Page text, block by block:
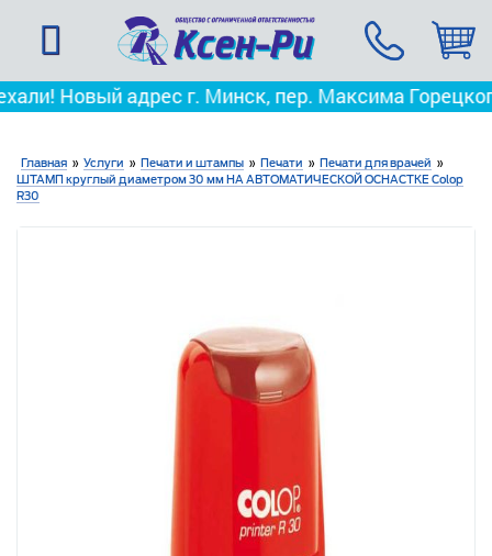
адрес г. Минск, пер. Максима Горецкого, д. 3
Главная » Услуги » Печати и штампы » Печати » Печати для врачей »
ШТАМП круглый диаметром 30 мм НА АВТОМАТИЧЕСКОЙ ОСНАСТКЕ Colop
R30